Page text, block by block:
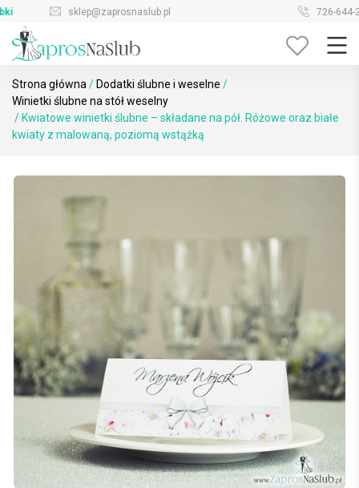
Skip
content
sklep@zaprosnaslub.pl 726-644-296
Strona główna / Dodatki ślubne i weselne /
Winietki ślubne na stół weselny
/ Kwiatowe winietki ślubne – składane na pół. Różowe oraz białe
kwiaty z malowaną, poziomą wstążką